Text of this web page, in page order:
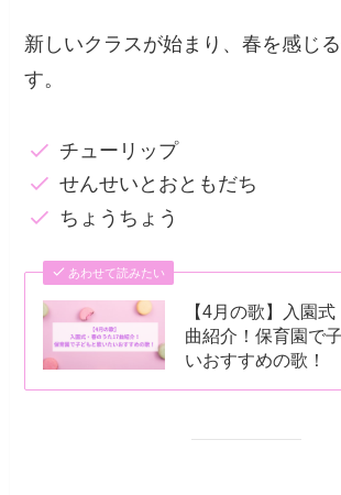
新しいクラスが始まり、春を感じ
す。
チューリップ
せんせいとおともだち
ちょうちょう
あわせて読みたい
【4月の歌】入園
曲紹介！保育園で
いおすすめの歌！